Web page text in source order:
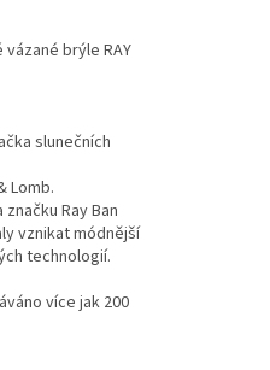
brýle RAY
slunečních
Lomb.
Ray Ban
vznikat módnější
technologií.
více jak 200